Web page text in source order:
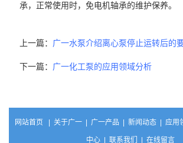
承，正常使用时，免电机轴承的维护保养。
上一篇： 广一水泵介绍离心泵停止运转后的
下一篇： 广一化工泵的应用领域分析
网站首页 关于广一 广一产品 新闻动态 应用
中心 联系我们 在线留言